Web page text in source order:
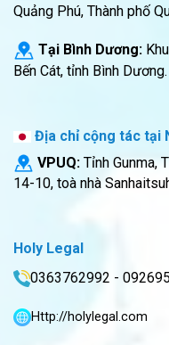
Quảng Phú, Thành phố
Tại Bình Dương:
Bến Cát, tỉnh Bình Dương.
Địa chỉ cộng tác tại
VPUQ: Tỉnh Gunma,
14-10, toà nhà
Holy Legal
0363762992 -
Http://holylegal.com